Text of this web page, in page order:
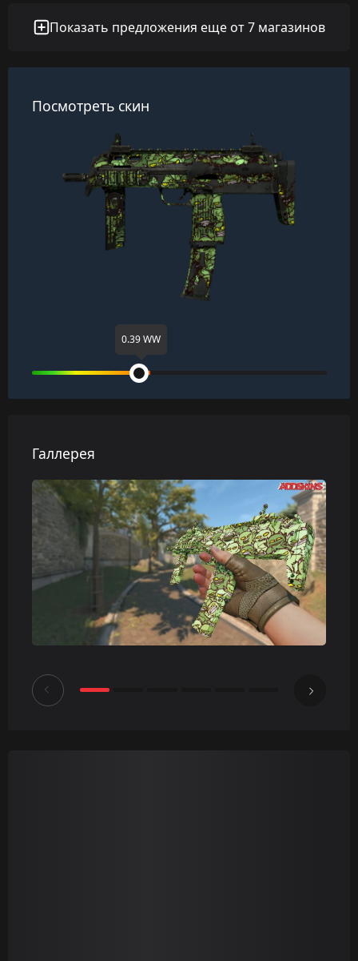
Показать предложения еще от 7 магазинов
Посмотреть скин
0.39 WW
Галлерея